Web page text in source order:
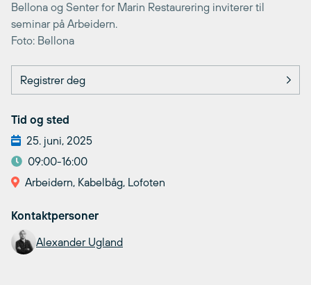
Bellona og Senter for Marin Restaurering inviterer til
seminar på Arbeidern.
Foto: Bellona
Registrer deg
Tid og sted
25. juni, 2025
09:00-16:00
Arbeidern, Kabelbåg, Lofoten
Kontaktpersoner
Alexander Ugland